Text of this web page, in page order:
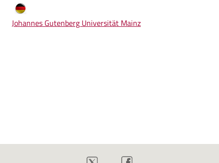
Johannes Gutenberg Universität Mainz